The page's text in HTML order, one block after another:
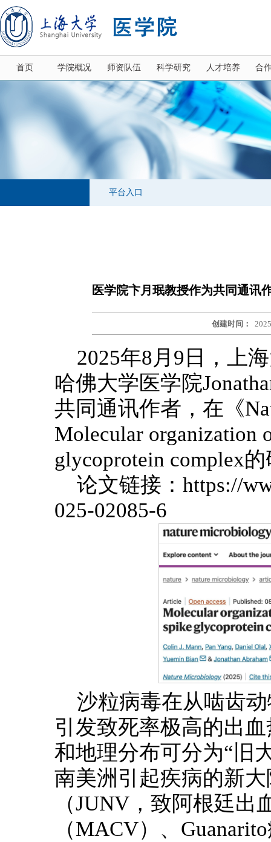
首页 学院概况 师资队伍 科学研究 人才培养 合
平台入口
医学院卞月珉教授作为共同通讯
创建时间：
2025年8月9日，上
哈佛大学医学院
共同通讯作者，在《
Molecular organization
glycoprotein complex
论文链接：https://
025-02085-6
沙粒病毒在从啮齿
引发致死率极高的出
和地理分布可分为“旧
南美洲引起疾病的新
（JUNV，致阿根廷出
（MACV）、